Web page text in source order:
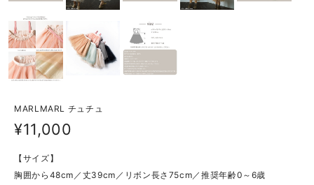
MARLMARL チュチュ
¥11,000
【サイズ】
胸囲から48cm／丈39cm／リボン長さ75cm／推奨年齢0～6歳